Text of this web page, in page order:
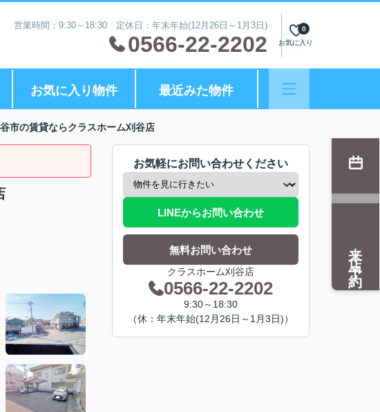
営業時間：9:30～18:30 定休日：年末年始(12月26日～1月3日)
0566-22-2202 お気に入り
0
お気に入り物件 最近みた物件
の賃貸ならクラスホーム刈谷店
お気軽にお問い合わせください
LINEからお問い合わせ
無料お問い合わせ
クラスホーム刈谷店
0566-22-2202
9:30～18:30
（休：年末年始(12月26日～1月3日)）
来店予約